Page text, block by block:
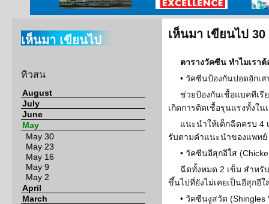
บ้านเขา เมืองเรา ศูนย์วิจัยกสิกรไทย เรีย
เห็นมา เขียนไป
ทิวสน
August
July
June
May
May 30
May 23
May 16
May 9
May 2
April
March
เห็นมา เขียนไป
ตารางวัคซีน ทำไมเรา
• วัคซีนป้องกันปอดอักเส
ช่วยป้องกันเชื้อแบคทีเ
เกิดการติดเชื้อรุนแรงทั้งใ
แนะนำให้เด็กฉีดครบ 4
รับตามคำแนะนำของแพทย์
• วัคซีนอีสุกอีใส
ฉีดทั้งหมด 2 เข็ม สำหรั
ขึ้นไปที่ยังไม่เคยเป็นอีสุกอีใ
• วัคซีนงูสวัด (Shingles